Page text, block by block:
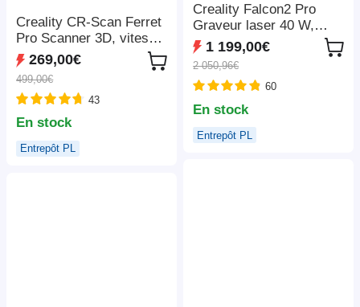
Creality CR-Scan Ferret
Pro Scanner 3D, vitesse
de numérisation jusqu'à
30 ips, précision de 0,1
mm, distance de travail
de 150 à 700 mm,
connexion sans fil
269,00€
499,00€
43
En stock
Entrepôt PL
Creality Falcon2 Pro
Graveur laser 40 W,
FDA classe 1, caméra
intégrée, 400*415 mm
1 199,00€
2 050,96€
60
En stock
Entrepôt PL